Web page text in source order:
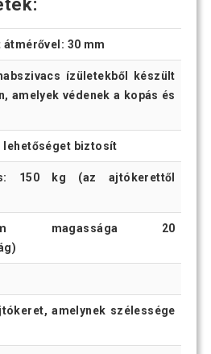
30 mm
ízületekből készült
amelyek védenek a kopás és
lehetőséget biztosít
150 kg (az ajtókerettől
magassága 20
amelynek szélessége